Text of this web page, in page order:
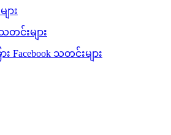
ား
င်းများ
း Facebook သတင်းများ